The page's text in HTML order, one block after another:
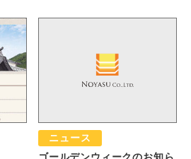
ニュース